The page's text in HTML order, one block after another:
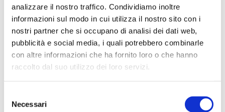
analizzare il nostro traffico. Condividiamo inoltre
informazioni sul modo in cui utilizza il nostro sito con i
nostri partner che si occupano di analisi dei dati web,
pubblicità e social media, i quali potrebbero combinarle
con altre informazioni che ha fornito loro o che hanno
raccolto dal suo utilizzo dei loro servizi.
delNecessari
Recensioni su questo
prodotto
0
Non ci sono ancora recensioni. Lascia qui la